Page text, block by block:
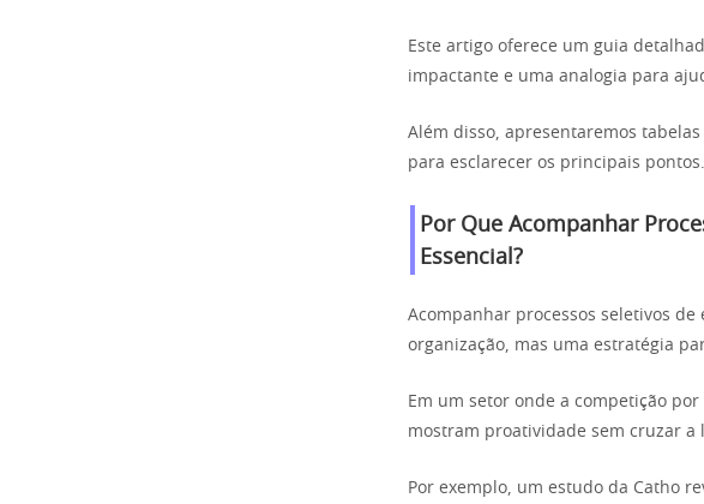
Este artigo oferece um guia
impactante e uma analogia para
Além disso, apresentaremos
para esclarecer os principais pontos.
Por Que Acompanhar
Essencial?
Acompanhar processos seletivos
organização, mas uma estratégia
Em um setor onde a competição por
mostram proatividade sem cruzar a
Por exemplo, um estudo da Catho